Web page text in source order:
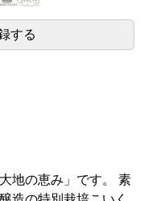
する
地の恵み」です。 素